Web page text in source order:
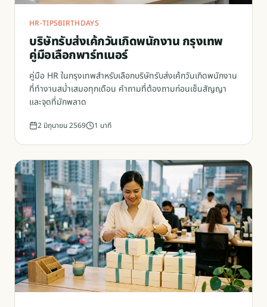
HR-TIPSBIRTHDAYS
บริษัทรับส่งเค้กวันเกิดพนักงาน กรุงเทพ
คู่มือเลือกพาร์ทเนอร์
คู่มือ HR ในกรุงเทพสำหรับเลือกบริษัทรับส่งเค้กวันเกิดพนักงาน
ที่ทำงานสม่ำเสมอทุกเดือน คำถามที่ต้องถามก่อนเซ็นสัญญา
และจุดที่มักพลาด
2 มิถุนายน 2569 1 นาที